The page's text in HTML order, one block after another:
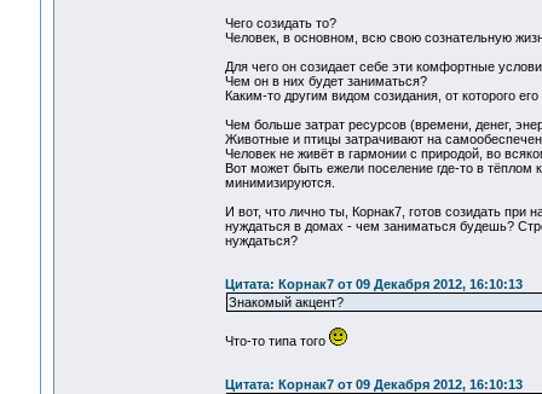
Чего созидать то?
Человек, в основном, всю свою сознательную
Для чего он созидает себе эти комфортные
Чем он в них будет заниматься?
Каким-то другим видом созидания, от которого
Чем больше затрат ресурсов (времени, денег,
Животные и птицы затрачивают на
Человек не живёт в гармонии с природой, во
Вот может быть ежели поселение где-то в тёплом
минимизируются.
И вот, что лично ты, Корнак7, готов созидать при
нуждаться в домах - чем заниматься будешь?
нуждаться?
Цитата: Корнак7 от 09 Декабря 2012, 16:10:13
Знакомый акцент?
Что-то типа того
Цитата: Корнак7 от 09 Декабря 2012, 16:10:13